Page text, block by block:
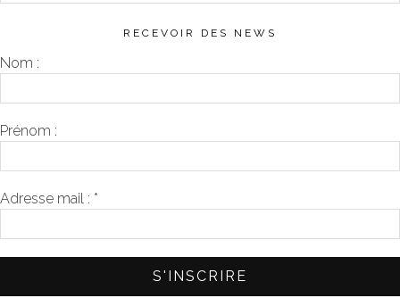
RECEVOIR DES NEWS
Nom :
Prénom :
Adresse mail : *